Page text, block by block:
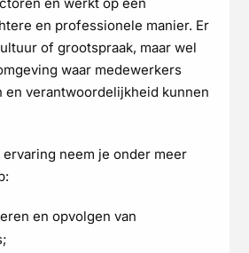
en professionele manier. Er
of grootspraak, maar wel
waar medewerkers
en verantwoordelijkheid kunnen
neem je onder meer
en opvolgen van